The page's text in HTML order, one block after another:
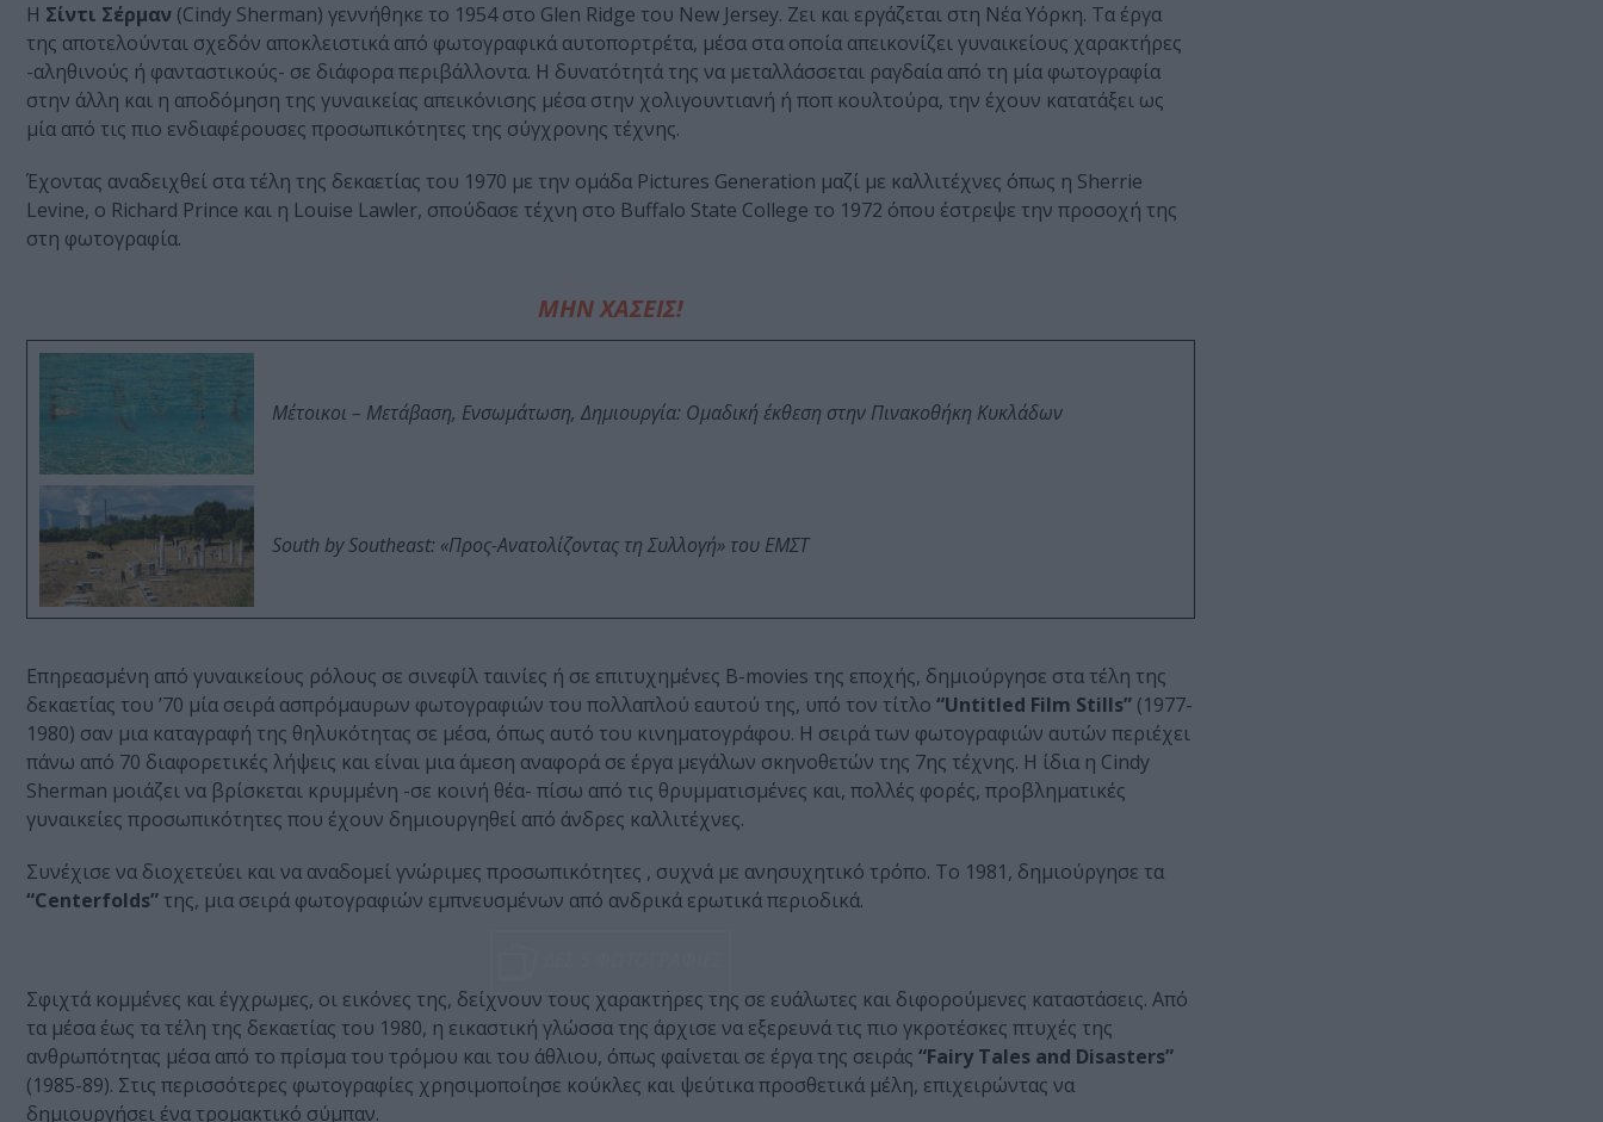
Η Σίντι Σέρμαν (Cindy Sherman) γεννήθηκε το 1954 στο Glen Ridge του New Jersey. Ζει και εργάζεται στη Νέα Υόρκη. Τα έργα
της αποτελούνται σχεδόν αποκλειστικά από φωτογραφικά αυτοπορτρέτα, μέσα στα οποία απεικονίζει γυναικείους χαρακτήρες
-αληθινούς ή φανταστικούς- σε διάφορα περιβάλλοντα. Η δυνατότητά της να μεταλλάσσεται ραγδαία από τη μία φωτογραφία
στην άλλη και η αποδόμηση της γυναικείας απεικόνισης μέσα στην χολιγουντιανή ή ποπ κουλτούρα, την έχουν κατατάξει ως
μία από τις πιο ενδιαφέρουσες προσωπικότητες της σύγχρονης τέχνης.
Έχοντας αναδειχθεί στα τέλη της δεκαετίας του 1970 με την ομάδα Pictures Generation μαζί με καλλιτέχνες όπως η Sherrie
Levine, ο Richard Prince και η Louise Lawler, σπούδασε τέχνη στο Buffalo State College το 1972 όπου έστρεψε την προσοχή της
στη φωτογραφία.
ΜΗΝ ΧΑΣΕΙΣ!
Μέτοικοι – Μετάβαση, Ενσωμάτωση, Δημιουργία: Ομαδική έκθεση στην Πινακοθήκη Κυκλάδων
South by Southeast: «Προς-Ανατολίζοντας τη Συλλογή» του ΕΜΣΤ
Επηρεασμένη από γυναικείους ρόλους σε σινεφίλ ταινίες ή σε επιτυχημένες B-movies της εποχής, δημιούργησε στα τέλη της
δεκαετίας του ’70 μία σειρά ασπρόμαυρων φωτογραφιών του πολλαπλού εαυτού της, υπό τον τίτλο “Untitled Film Stills” (1977-
1980) σαν μια καταγραφή της θηλυκότητας σε μέσα, όπως αυτό του κινηματογράφου. Η σειρά των φωτογραφιών αυτών περιέχει
πάνω από 70 διαφορετικές λήψεις και είναι μια άμεση αναφορά σε έργα μεγάλων σκηνοθετών της 7ης τέχνης. Η ίδια η Cindy
Sherman μοιάζει να βρίσκεται κρυμμένη -σε κοινή θέα- πίσω από τις θρυμματισμένες και, πολλές φορές, προβληματικές
γυναικείες προσωπικότητες που έχουν δημιουργηθεί από άνδρες καλλιτέχνες.
Συνέχισε να διοχετεύει και να αναδομεί γνώριμες προσωπικότητες , συχνά με ανησυχητικό τρόπο. Το 1981, δημιούργησε τα
“Centerfolds” της, μια σειρά φωτογραφιών εμπνευσμένων από ανδρικά ερωτικά περιοδικά.
Σφιχτά κομμένες και έγχρωμες, οι εικόνες της, δείχνουν τους χαρακτήρες της σε ευάλωτες και διφορούμενες καταστάσεις. Από
τα μέσα έως τα τέλη της δεκαετίας του 1980, η εικαστική γλώσσα της άρχισε να εξερευνά τις πιο γκροτέσκες πτυχές της
ανθρωπότητας μέσα από το πρίσμα του τρόμου και του άθλιου, όπως φαίνεται σε έργα της σειράς “Fairy Tales and Disasters”
(1985-89). Στις περισσότερες φωτογραφίες χρησιμοποίησε κούκλες και ψεύτικα προσθετικά μέλη, επιχειρώντας να
δημιουργήσει ένα τρομακτικό σύμπαν.